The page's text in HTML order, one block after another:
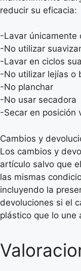
reducir su eficacia:
-Lavar únicamente
-No utilizar
-Lavar en ciclos
-No utilizar lejías o
-No planchar
-No usar secadora
-Secar en posición
Cambios y
Los cambios y
artículo salvo que
las mismas
incluyendo la
devoluciones si el
plástico que lo une